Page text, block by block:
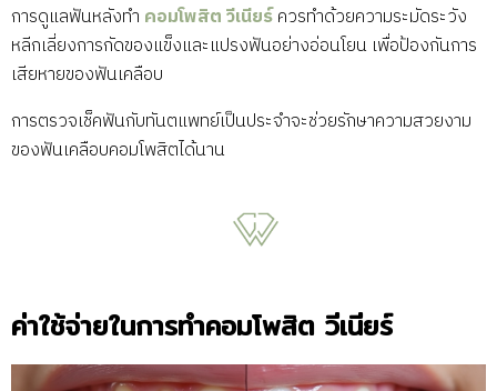
การดูแลฟันหลังทำ คอมโพสิต วีเนียร์ควรทำด้วยความระมัดระวัง
หลีกเลี่ยงการกัดของแข็งและแปรงฟันอย่างอ่อนโยน เพื่อป้องกันการ
เสียหายของฟันเคลือบ
การตรวจเช็คฟันกับทันตแพทย์เป็นประจำจะช่วยรักษาความสวยงาม
ของฟันเคลือบคอมโพสิตได้นาน
ค่าใช้จ่ายในการทำคอมโพสิต วีเนียร์